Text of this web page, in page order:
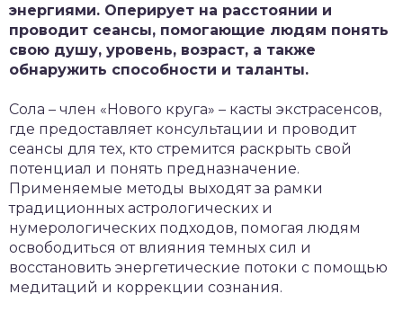
энергиями. Оперирует на расстоянии и
проводит сеансы, помогающие людям понять
свою душу, уровень, возраст, а также
обнаружить способности и таланты.
Сола – член «Нового круга» – касты экстрасенсов,
где предоставляет консультации и проводит
сеансы для тех, кто стремится раскрыть свой
потенциал и понять предназначение.
Применяемые методы выходят за рамки
традиционных астрологических и
нумерологических подходов, помогая людям
освободиться от влияния темных сил и
восстановить энергетические потоки с помощью
медитаций и коррекции сознания.